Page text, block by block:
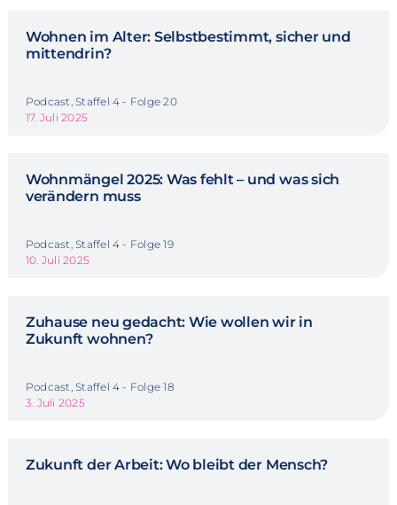
Wohnen im Alter: Selbstbestimmt, sicher und
mittendrin?
Podcast, Staffel 4 - Folge 20
17. Juli 2025
Wohnmängel 2025: Was fehlt – und was sich
verändern muss
Podcast, Staffel 4 - Folge 19
10. Juli 2025
Zuhause neu gedacht: Wie wollen wir in
Zukunft wohnen?
Podcast, Staffel 4 - Folge 18
3. Juli 2025
Zukunft der Arbeit: Wo bleibt der Mensch?